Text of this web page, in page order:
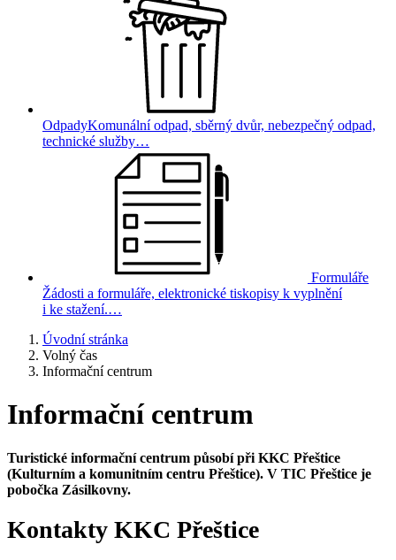
OdpadyKomunální odpad, sběrný dvůr, nebezpečný odpad,
technické služby…
Formuláře
Žádosti a formuláře, elektronické tiskopisy k vyplnění
i ke stažení.…
Úvodní stránka
Volný čas
Informační centrum
Informační centrum
Turistické informační centrum působí při KKC Přeštice
(Kulturním a komunitním centru Přeštice). V TIC Přeštice je
pobočka Zásilkovny.
Kontakty KKC Přeštice